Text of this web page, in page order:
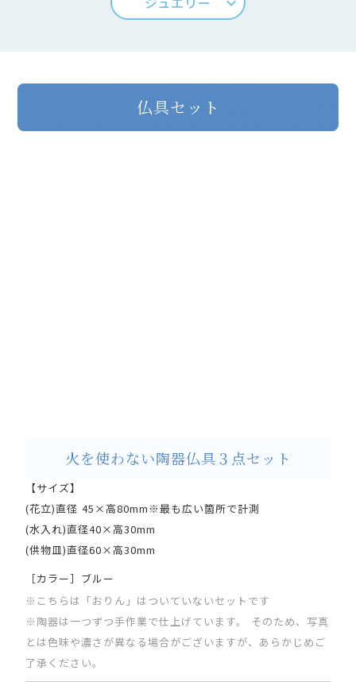
仏具セット
火を使わない陶器仏具３点セット
【サイズ】
(花立)直径 45×高80mm※最も広い箇所で計測
(水入れ)直径40×高30mm
(供物皿)直径60×高30mm
［カラー］ブルー
※こちらは「おりん」はついていないセットです
※陶器は一つずつ手作業で仕上げています。 そのため、写真
とは色味や濃さが異なる場合がございますが、あらかじめご
了承ください。